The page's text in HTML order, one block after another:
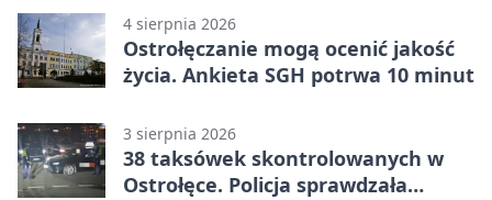
4 sierpnia 2026
Ostrołęczanie mogą ocenić jakość
życia. Ankieta SGH potrwa 10 minut
3 sierpnia 2026
38 taksówek skontrolowanych w
Ostrołęce. Policja sprawdzała